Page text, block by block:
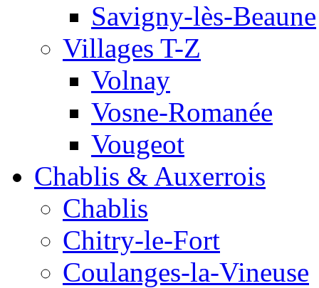
Savigny-lès-Beaune
Villages T-Z
Volnay
Vosne-Romanée
Vougeot
Chablis & Auxerrois
Chablis
Chitry-le-Fort
Coulanges-la-Vineuse